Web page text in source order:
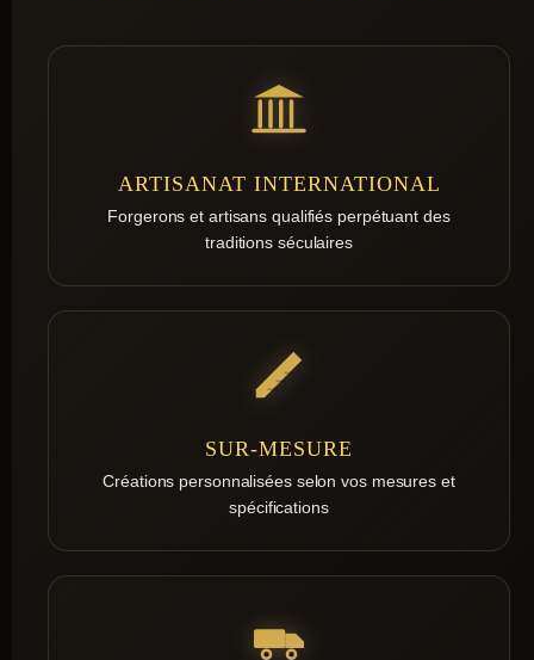
ARTISANAT INTERNATIONAL
Forgerons et artisans qualifiés perpétuant des
traditions séculaires
SUR-MESURE
Créations personnalisées selon vos mesures et
spécifications